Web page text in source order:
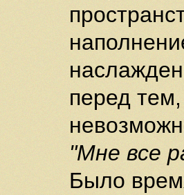
перед
"Мне все
Было